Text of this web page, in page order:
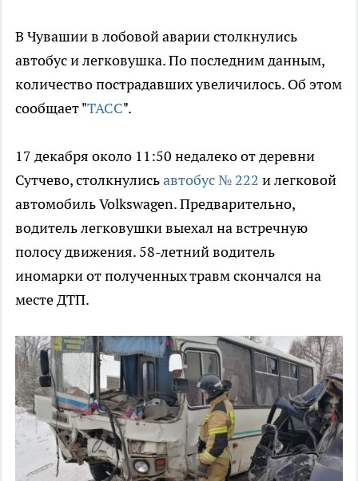
В Чувашии в лобовой аварии столкнулись
автобус и легковушка. По последним данным,
количество пострадавших увеличилось. Об этом
сообщает "ТАСС".
17 декабря около 11:50 недалеко от деревни
Сутчево, столкнулисьавтобус № 222 и легковой
автомобиль Volkswagen. Предварительно,
водитель легковушки выехал на встречную
полосу движения. 58-летний водитель
иномарки от полученных травм скончался на
месте ДТП.